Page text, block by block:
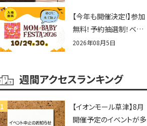
辛グルメ・フォトコンテス
トまで盛りだくさん！
【今年も開催決定!】参加
無料！予約抽選制！ベビ
ーファミリー必見☆入場
2026！親子で楽しもう
♪inピエリ守山
2026年08月5日
週間アクセスランキング
【イオンモール草津】8月
開催予定のイベントが多